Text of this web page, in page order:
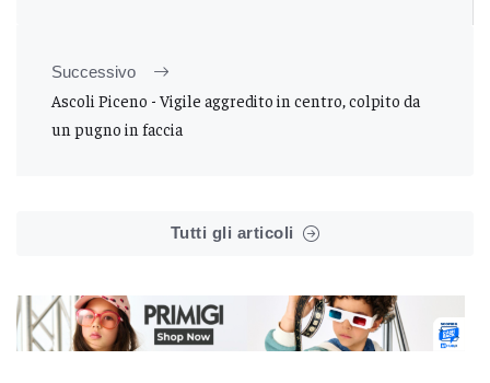
Successivo
Ascoli Piceno - Vigile aggredito in centro, colpito da
un pugno in faccia
Tutti gli articoli